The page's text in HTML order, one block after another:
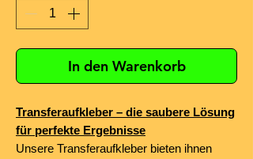
In den Warenkorb
Transferaufkleber – die saubere Lösung
für perfekte Ergebnisse
Unsere Transferaufkleber bieten ihnen